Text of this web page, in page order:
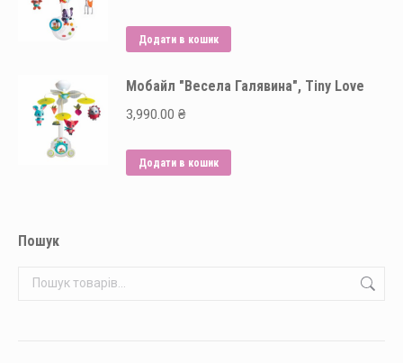
Додати в кошик
Мобайл "Весела Галявина", Tiny Love
3,990.00 ₴
Додати в кошик
Пошук